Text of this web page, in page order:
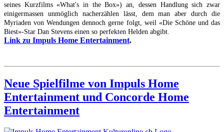
seines Kurzfilms «What's in the Box») an, dessen Handlung sich zwar
einigermassen unmöglich nacherzählen lässt, dem man aber durch die
Myriaden von Wendungen dennoch gerne folgt, weil «Die Schöne und das
Biest»-Star Dan Stevens einen so perfekten Helden abgibt.
Link zu Impuls Home Entertainment.
Neue Spielfilme von Impuls Home
Entertainment und Concorde Home
Entertainment